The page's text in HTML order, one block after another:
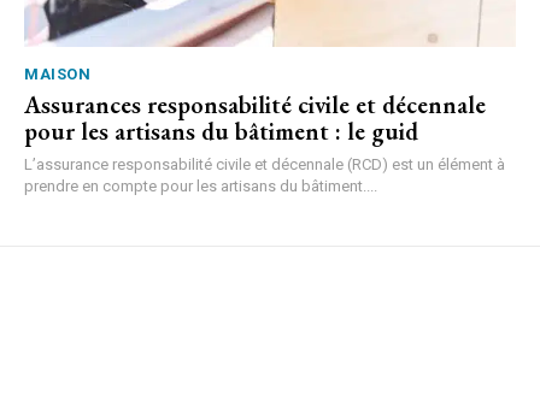
MAISON
Assurances responsabilité civile et décennale
pour les artisans du bâtiment : le guid
L’assurance responsabilité civile et décennale (RCD) est un élément à
prendre en compte pour les artisans du bâtiment....